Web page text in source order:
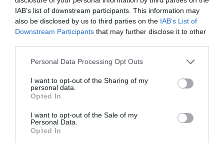
IAB’s list of downstream participants. This information may
also be disclosed by us to third parties on the IAB’s List of
Downstream Participants that may further disclose it to other
Personal Data Processing Opt Outs
I want to opt-out of the Sharing of my
personal data.
Opted In
I want to opt-out of the Sale of my
Personal Data.
Opted In
NOUS SOUTENIR
DERNIERS COMMENTAIRES
Mathématiques